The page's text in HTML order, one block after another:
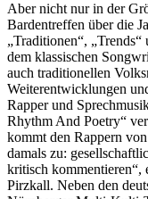
Aber nicht nur in der
Bardentreffen über die
„Traditionen“,
dem klassischen
auch traditionellen
Weiterentwicklungen
Rapper und
Rhythm And Poetry“
kommt den Rappern
damals zu:
kritisch kommentieren“,
Pirzkall. Neben den